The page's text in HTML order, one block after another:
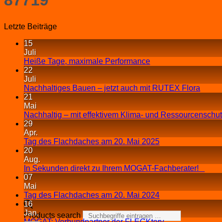
Products search
Letzte Beiträge
15
Juli
Heiße Tage, maximale Performance
22
Juli
Nachhaltiges Bauen – jetzt auch mit RUTEX Flora
21
Mai
Nachhaltig – mit effektivem Klima- und
29
Apr.
Tag des Flachdaches am 20. Mai 2025
20
Aug.
In Sekunden direkt zu Ihrem MOGAT-Fachberater!
07
Mai
Tag des Flachdaches am 20. Mai 2024
16
Jan.